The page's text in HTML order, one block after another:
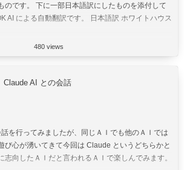
のです。 下に一部日本語訳にしたものを添付して
AI による自動翻訳です。 日本語訳 ホワイトハウス
480 views
Claude AI との会話
を行ってみましたが、同じＡＩでも他のＡＩでは
び心が湧いてきて今回は Claude というどちらかと
志向したＡＩだと言われるＡＩで楽しんでみます。